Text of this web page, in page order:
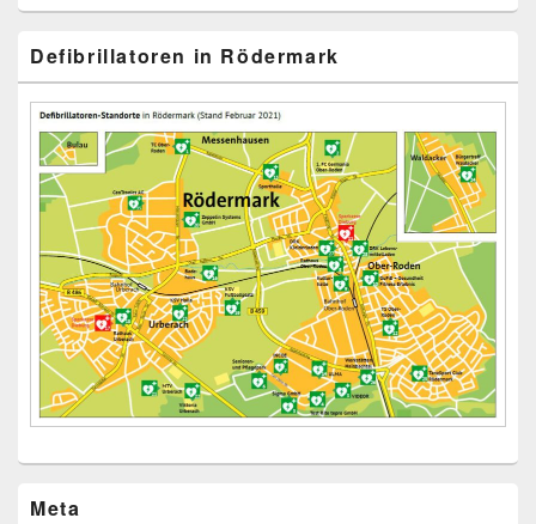
Defibrillatoren in Rödermark
Meta